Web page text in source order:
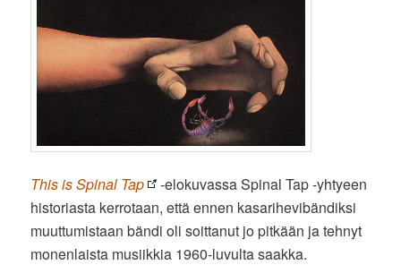
This is Spinal Tap
-elokuvassa Spinal Tap -yhtyeen
historiasta kerrotaan, että ennen kasarihevibändiksi
muuttumistaan bändi oli soittanut jo pitkään ja tehnyt
monenlaista musiikkia 1960-luvulta saakka.